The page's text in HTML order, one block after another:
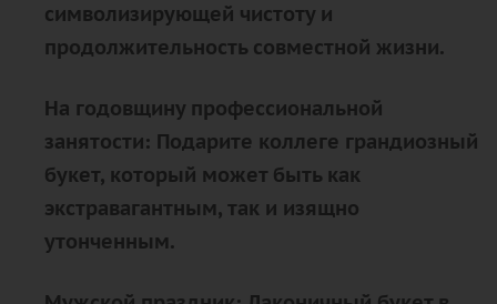
символизирующей чистоту и
продолжительность совместной жизни.
На годовщину профессиональной
занятости: Подарите коллеге грандиозный
букет, который может быть как
экстравагантным, так и изящно
утонченным.